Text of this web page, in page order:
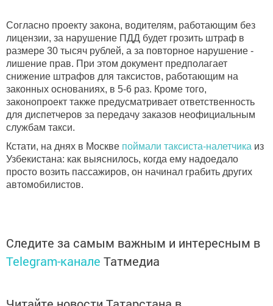
Согласно проекту закона, водителям, работающим без
лицензии, за нарушение ПДД будет грозить штраф в
размере 30 тысяч рублей, а за повторное нарушение -
лишение прав. При этом документ предполагает
снижение штрафов для таксистов, работающим на
законных основаниях, в 5-6 раз. Кроме того,
законопроект также предусматривает ответственность
для диспетчеров за передачу заказов неофициальным
службам такси.
Кстати, на днях в Москве поймали таксиста-налетчика из
Узбекистана: как выяснилось, когда ему надоедало
просто возить пассажиров, он начинал грабить других
автомобилистов.
Следите за самым важным и интересным в
Telegram-канале Татмедиа